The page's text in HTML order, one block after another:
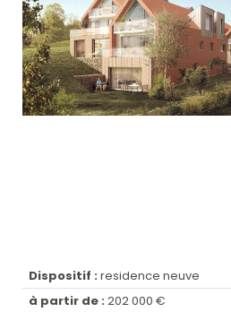
Dispositif : residence neuve
à partir de : 202 000 €